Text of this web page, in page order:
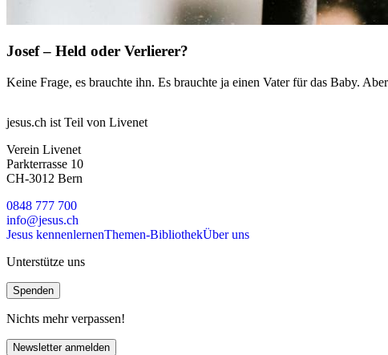
Josef – Held oder Verlierer?
Keine Frage, es brauchte ihn. Es brauchte ja einen Vater für das Baby.
jesus.ch ist Teil von Livenet
Verein Livenet
Parkterrasse 10
CH-3012 Bern
0848 777 700
info@jesus.ch
Jesus kennenlernenThemen-BibliothekÜber uns
Unterstütze uns
Spenden
Nichts mehr verpassen!
Newsletter anmelden